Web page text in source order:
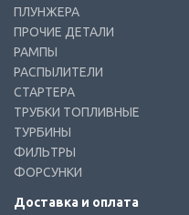
ПЛУНЖЕРА
ПРОЧИЕ ДЕТАЛИ
РАМПЫ
РАСПЫЛИТЕЛИ
СТАРТЕРА
ТРУБКИ ТОПЛИВНЫЕ
ТУРБИНЫ
ФИЛЬТРЫ
ФОРСУНКИ
Доставка и оплата